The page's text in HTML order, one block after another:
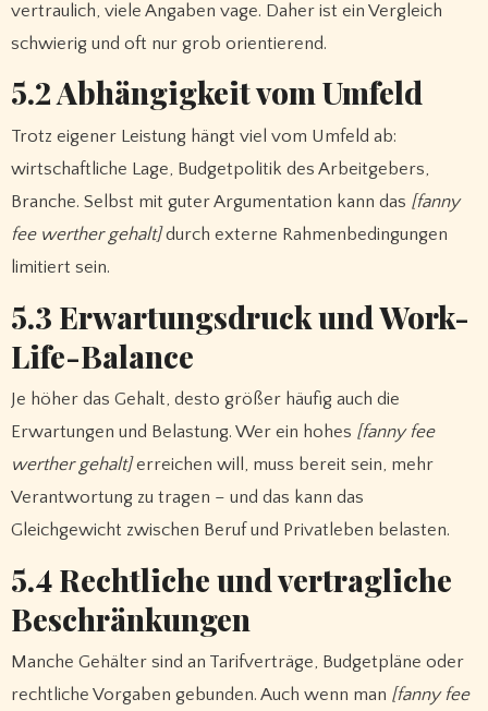
vertraulich, viele Angaben vage. Daher ist ein Vergleich
schwierig und oft nur grob orientierend.
5.2 Abhängigkeit vom Umfeld
Trotz eigener Leistung hängt viel vom Umfeld ab:
wirtschaftliche Lage, Budgetpolitik des Arbeitgebers,
Branche. Selbst mit guter Argumentation kann das [fanny
fee werther gehalt]durch externe Rahmenbedingungen
limitiert sein.
5.3 Erwartungsdruck und Work-
Life-Balance
Je höher das Gehalt, desto größer häufig auch die
Erwartungen und Belastung. Wer ein hohes [fanny fee
werther gehalt]erreichen will, muss bereit sein, mehr
Verantwortung zu tragen – und das kann das
Gleichgewicht zwischen Beruf und Privatleben belasten.
5.4 Rechtliche und vertragliche
Beschränkungen
Manche Gehälter sind an Tarifverträge, Budgetpläne oder
rechtliche Vorgaben gebunden. Auch wenn man [fanny fee